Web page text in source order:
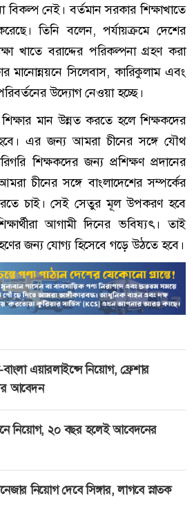
নেই। বর্তমান সরকার শিক্ষাখাতে
তিনি বলেন, পর্যায়ক্রমে দেশের
খাতে বরাদ্দের পরিকল্পনা গ্রহণ করা
মানোন্নয়নে সিলেবাস, কারিকুলাম এবং
উদ্যোগ নেওয়া হচ্ছে।
শিক্ষার মান উন্নত করতে হলে শিক্ষকদের
এর জন্য আমরা চীনের সঙ্গে যৌথ
শিক্ষকদের জন্য প্রশিক্ষণ প্রদানের
চীনের সঙ্গে বাংলাদেশের সম্পর্কের
চাই। সেই সেতুর মূল উপকরণ হবে
আগামী দিনের ভবিষ্যৎ। তাই
জন্য যোগ্য হিসেবে গড়ে উঠতে হবে।
এয়ারলাইন্সে নিয়োগ, ফ্রেশার
আবেদন
নিয়োগ, ২০ বছর হলেই আবেদনের
নিয়োগ দেবে সিঙ্গার, লাগবে স্নাতক